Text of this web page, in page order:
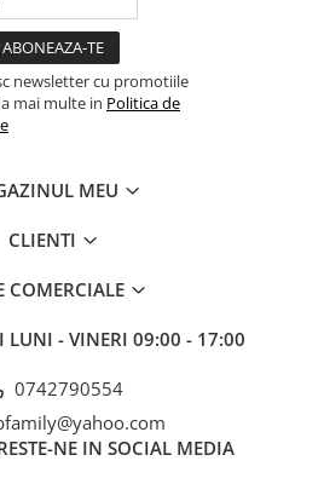
newsletter cu promotiile
mai multe in Politica de
MEU
CLIENTI
COMERCIALE
LUNI - VINERI 09:00 - 17:00
0742790554
NE IN SOCIAL MEDIA